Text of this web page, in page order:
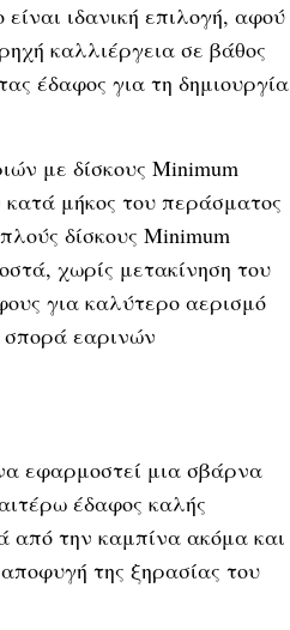
ιδανική επιλογή, αφού
καλλιέργεια σε βάθος
έδαφος για τη δημιουργία
με δίσκους Minimum
κατά μήκος του περάσματος
δίσκους Minimum
χωρίς μετακίνηση του
για καλύτερο αερισμό
σπορά εαρινών
εφαρμοστεί μια σβάρνα
έδαφος καλής
από την καμπίνα ακόμα και
της ξηρασίας του